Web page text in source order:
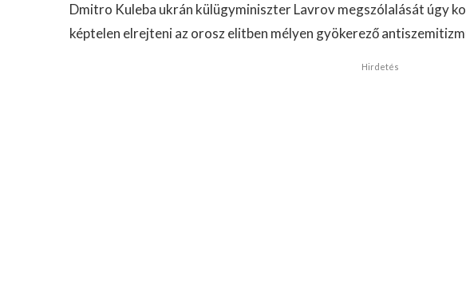
Dmitro Kuleba ukrán külügyminiszter Lavrov megszólalását úgy
képtelen elrejteni az orosz elitben mélyen gyökerező
Hirdetés